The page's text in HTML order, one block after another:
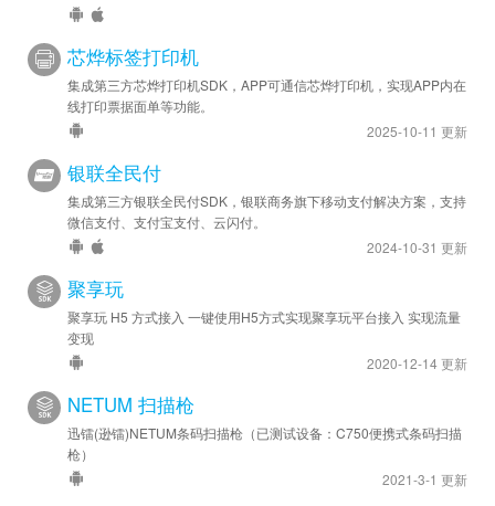
芯烨标签打印机
集成第三方芯烨打印机SDK，APP可通信芯烨打印机，实现APP内在
线打印票据面单等功能。
2025-10-11 更新
银联全民付
集成第三方银联全民付SDK，银联商务旗下移动支付解决方案，支持
微信支付、支付宝支付、云闪付。
2024-10-31 更新
聚享玩
聚享玩 H5 方式接入 一键使用H5方式实现聚享玩平台接入 实现流量
变现
2020-12-14 更新
NETUM 扫描枪
迅镭(逊镭)NETUM条码扫描枪（已测试设备：C750便携式条码扫描
枪）
2021-3-1 更新